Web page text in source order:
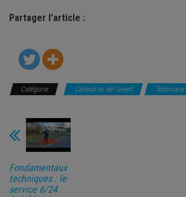
Partager l'article :
Catégorie Calendrier de l'avent Technique
Fondamentaux
techniques : le
service 6/24